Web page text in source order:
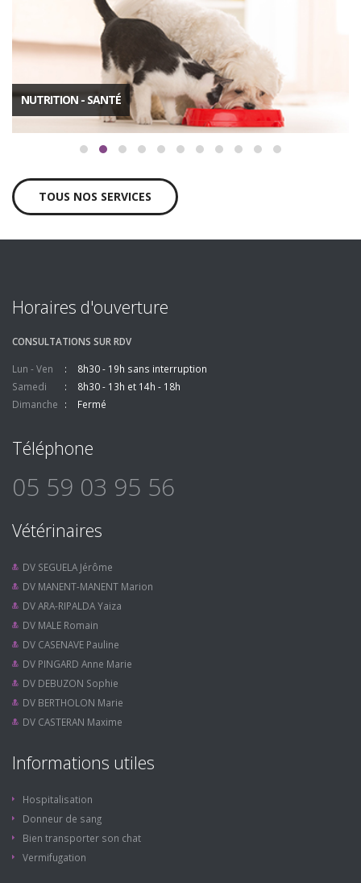
NUTRITION - SANTÉ
TOUS NOS SERVICES
Horaires d'ouverture
CONSULTATIONS SUR RDV
Lun - Ven
8h30 - 19h sans interruption
Samedi
8h30 - 13h et 14h - 18h
Dimanche
Fermé
Téléphone
05 59 03 95 56
Vétérinaires
DV SEGUELA Jérôme
DV MANENT-MANENT Marion
DV ARA-RIPALDA Yaiza
DV MALE Romain
DV CASENAVE Pauline
DV PINGARD Anne Marie
DV DEBUZON Sophie
DV BERTHOLON Marie
DV CASTERAN Maxime
Informations utiles
Hospitalisation
Donneur de sang
Bien transporter son chat
Vermifugation